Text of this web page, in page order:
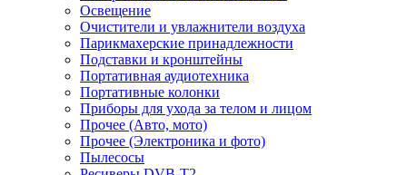
Освещение
Очистители и увлажнители воздуха
Парикмахерские принадлежности
Подставки и кронштейны
Портативная аудиотехника
Портативные колонки
Приборы для ухода за телом и лицом
Прочее (Авто, мото)
Прочее (Электроника и фото)
Пылесосы